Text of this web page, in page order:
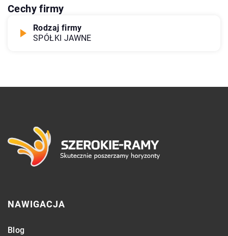
Cechy firmy
Rodzaj firmy
SPÓŁKI JAWNE
NAWIGACJA
Blog